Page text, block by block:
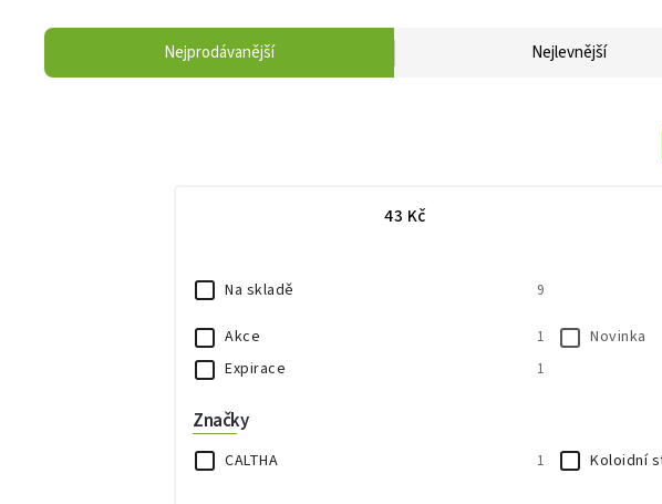
Nejprodávanější Nejlevnější
43 Kč
Na skladě 9
Akce 1 Novinka
Expirace 1
Značky
CALTHA 1 Koloidní